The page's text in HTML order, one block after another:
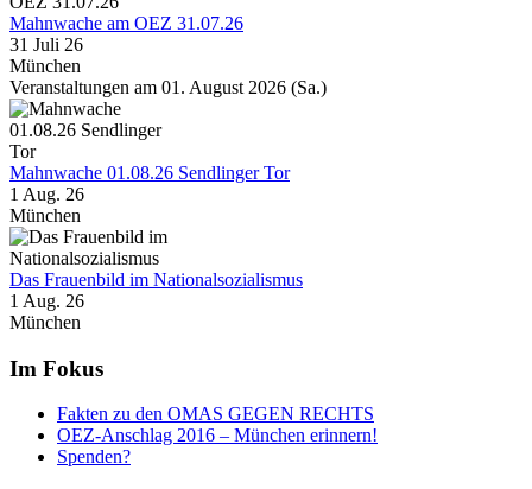
Mahnwache am OEZ 31.07.26
31 Juli 26
München
Veranstaltungen am 01. August 2026 (Sa.)
Mahnwache 01.08.26 Sendlinger Tor
1 Aug. 26
München
Das Frauenbild im Nationalsozialismus
1 Aug. 26
München
Im Fokus
Fakten zu den OMAS GEGEN RECHTS
OEZ-Anschlag 2016 – München erinnern!
Spenden?